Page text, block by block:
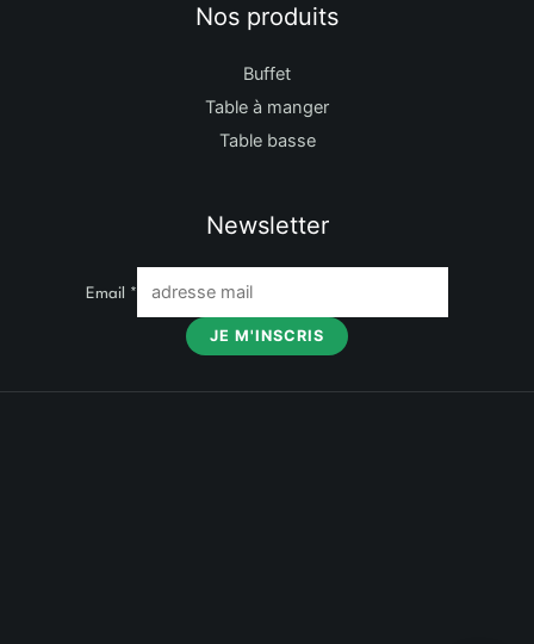
Nos produits
Buffet
Table à manger
Table basse
Newsletter
Email *
JE M'INSCRIS